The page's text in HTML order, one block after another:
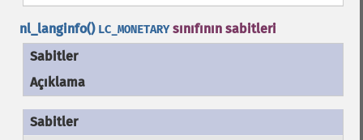
nl_langinfo() LC_MONETARYsınıfının sabitleri
Sabitler
Açıklama